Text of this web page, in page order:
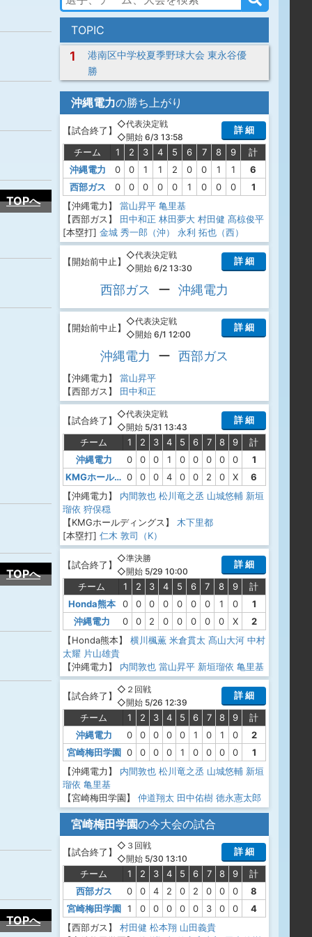
TOPへ
TOPへ
TOPへ
TOPIC
1
港南区中学校夏季野球大会 東永谷優
勝
沖縄電力の勝ち上がり
【試合終了】
◇代表決定戦
◇開始 6/3 13:58
詳 細
チーム 1 2 3 4 5 6 7 8 9
計
沖縄電力
0 0 1 1 2 0 0 1 1
6
西部ガス
0 0 0 0 0 1 0 0 0
1
【沖縄電力】
當山昇平 亀里基
【西部ガス】
田中和正 林田夢大 村田健 髙椋俊平
[本塁打] 金城 秀一郎（沖） 永利 拓也（西）
【開始前中止】
◇代表決定戦
◇開始 6/2 13:30
詳 細
西部ガス ー 沖縄電力
【開始前中止】
◇代表決定戦
◇開始 6/1 12:00
詳 細
沖縄電力 ー 西部ガス
【沖縄電力】
當山昇平
【西部ガス】
田中和正
【試合終了】
◇代表決定戦
◇開始 5/31 13:43
詳 細
チーム 1 2 3 4 5 6 7 8 9
計
沖縄電力
0 0 0 1 0 0 0 0 0
1
KMGホールディングス 0 0 0 4 0 0 2 0 X
6
【沖縄電力】
内間敦也 松川竜之丞 山城悠輔 新垣
瑠依 狩俣穏
【KMGホールディングス】
木下里都
[本塁打] 仁木 敦司（K）
【試合終了】
◇準決勝
◇開始 5/29 10:00
詳 細
チーム 1 2 3 4 5 6 7 8 9
計
Honda熊本
0 0 0 0 0 0 0 1 0
1
沖縄電力
0 0 2 0 0 0 0 0 X
2
【Honda熊本】
横川楓薫 米倉貫太 髙山大河 中村
太耀 片山雄貴
【沖縄電力】
内間敦也 當山昇平 新垣瑠依 亀里基
【試合終了】
◇２回戦
◇開始 5/26 12:39
詳 細
チーム 1 2 3 4 5 6 7 8 9
計
沖縄電力
0 0 0 0 0 1 0 1 0
2
宮崎梅田学園 0 0 0 0 1 0 0 0 0
1
【沖縄電力】
内間敦也 松川竜之丞 山城悠輔 新垣
瑠依 亀里基
【宮崎梅田学園】
仲道翔太 田中佑樹 徳永憲太郎
宮崎梅田学園の今大会の試合
【試合終了】
◇３回戦
◇開始 5/30 13:10
詳 細
チーム 1 2 3 4 5 6 7 8 9
計
西部ガス
0 0 4 2 0 2 0 0 0
8
宮崎梅田学園
1 0 0 0 0 0 3 0 0
4
【西部ガス】
村田健 松本翔 山田義貴